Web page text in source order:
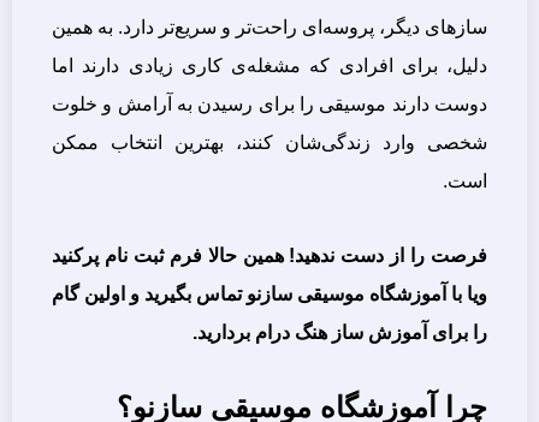
سازهای دیگر، پروسه‌ای راحت‌تر و سریع‌تر دارد. به همین
دلیل، برای افرادی که مشغله‌ی کاری زیادی دارند اما
دوست دارند موسیقی را برای رسیدن به آرامش و خلوت
شخصی وارد زندگی‌شان کنند، بهترین انتخاب ممکن
است.
فرصت را از دست ندهید! همین حالا فرم ثبت نام پرکنید
ویا با آموزشگاه موسیقی سازنو تماس بگیرید و اولین گام
را برای آموزش ساز هنگ درام بردارید.
چرا آموزشگاه موسیقی سازنو؟